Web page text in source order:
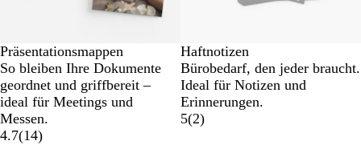
Präsentationsmappen
So bleiben Ihre Dokumente
geordnet und griffbereit –
ideal für Meetings und
Messen.
4.7(14)
Haftnotizen
Bürobedarf, den jeder braucht.
Ideal für Notizen und
Erinnerungen.
5(2)